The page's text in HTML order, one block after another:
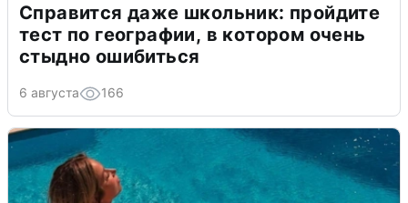
Справится даже школьник: пройдите
тест по географии, в котором очень
стыдно ошибиться
6 августа 166